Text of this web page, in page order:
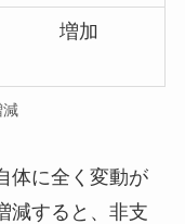
増加
減
体に全く変動が
減すると、非支